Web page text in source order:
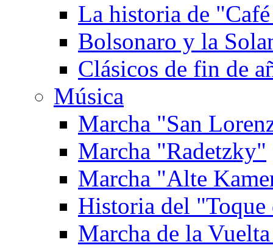
La historia de
Bolsonaro y la
Clásicos de fin de
Música
Marcha "San
Marcha "Radetzky"
Marcha "Alte
Historia del
Marcha de la